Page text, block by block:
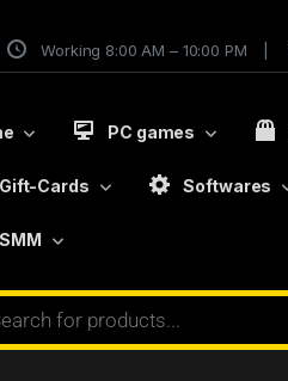
Working 8:00 AM – 10:00 PM
PC games
Gift-Cards Softwares
SMM